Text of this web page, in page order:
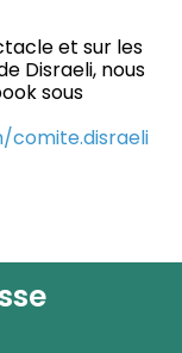
et sur les
Disraeli, nous
sous